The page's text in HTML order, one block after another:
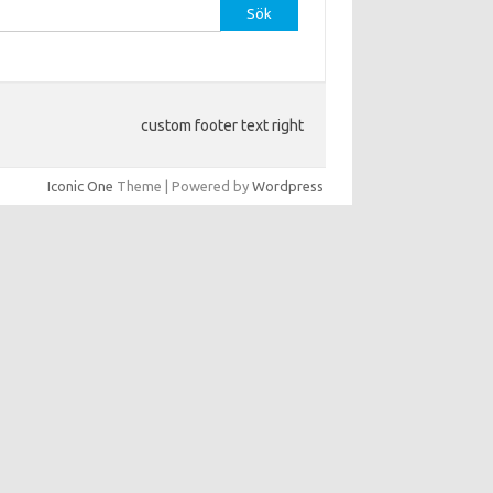
custom footer text right
Iconic One Theme | Powered by Wordpress